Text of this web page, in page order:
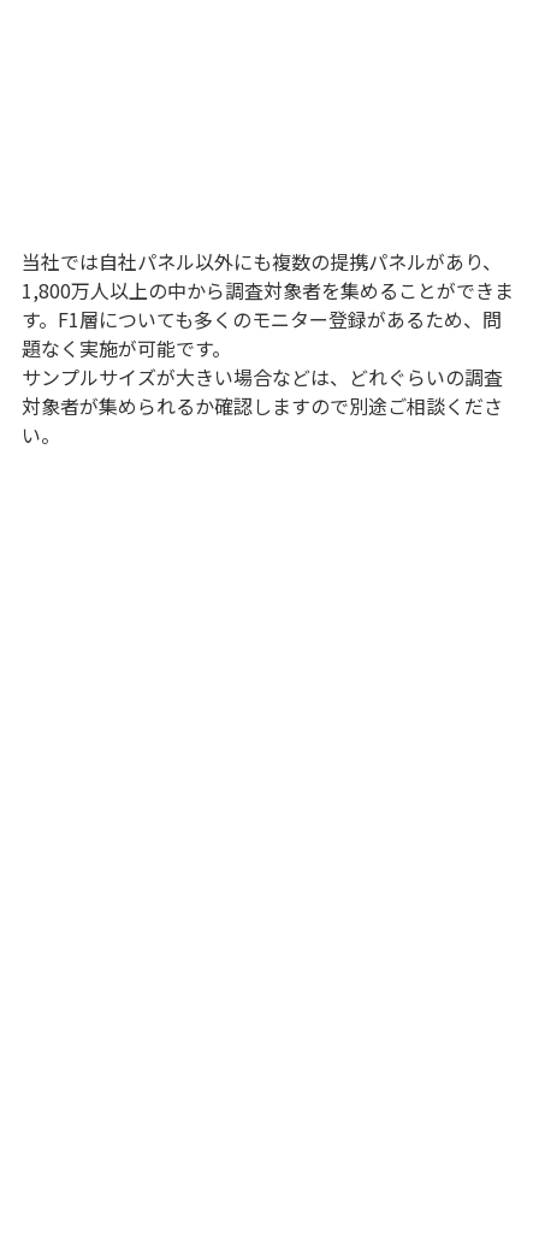
当社では自社パネル以外にも複数の提携パネルがあり、
1,800万人以上の中から調査対象者を集めることができま
す。F1層についても多くのモニター登録があるため、問
題なく実施が可能です。
サンプルサイズが大きい場合などは、どれぐらいの調査
対象者が集められるか確認しますので別途ご相談くださ
い。